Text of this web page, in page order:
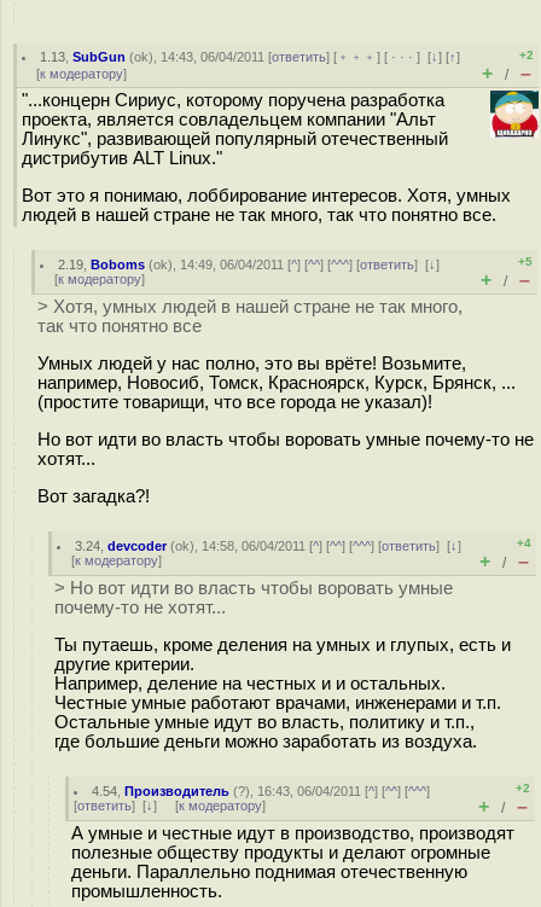
1.13 ,SubGun (ok), 14:43, 06/04/2011 [ответить] [ ﹢﹢﹢] [ · · ·][↓] [↑]
[к модератору]
+2
+ / –
"...концерн Сириус, которому поручена разработка
проекта, является совладельцем компании "Альт
Линукс", развивающей популярный отечественный
дистрибутив ALT Linux."
Вот это я понимаю, лоббирование интересов. Хотя, умных
людей в нашей стране не так много, так что понятно все.
2.19 ,Boboms (ok), 14:49, 06/04/2011 [^] [^^] [^^^] [ответить][↓]
[к модератору]
+5
+ / –
> Хотя, умных людей в нашей стране не так много,
так что понятно все
Умных людей у нас полно, это вы врёте! Возьмите,
например, Новосиб, Томск, Красноярск, Курск, Брянск, ...
(простите товарищи, что все города не указал)!
Но вот идти во власть чтобы воровать умные почему-то не
хотят...
Вот загадка?!
3.24 ,devcoder(ok), 14:58, 06/04/2011 [^] [^^] [^^^] [ответить][↓]
[к модератору]
+4
+ / –
> Но вот идти во власть чтобы воровать умные
почему-то не хотят...
Ты путаешь, кроме деления на умных и глупых, есть и
другие критерии.
Например, деление на честных и и остальных.
Честные умные работают врачами, инженерами и т.п.
Остальные умные идут во власть, политику и т.п.,
где большие деньги можно заработать из воздуха.
4.54 ,Производитель (?), 16:43, 06/04/2011 [^] [^^] [^^^]
[ответить] [↓] [к модератору]
+2
+ / –
А умные и честные идут в производство, производят
полезные обществу продукты и делают огромные
деньги. Параллельно поднимая отечественную
промышленность.